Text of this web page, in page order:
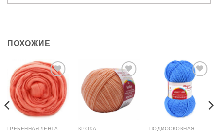
ПОХОЖИЕ
Добавить в
избранное.
ГРЕБЕННАЯ ЛЕНТА
Добавить в
избранное.
КРОХА
Добавить в
избранное.
ПОДМОСКОВНАЯ